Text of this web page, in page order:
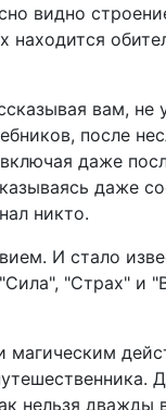
видно
находится
вам, не
после
даже
даже
никто.
И стало
"Страх" и
нельзя дважды